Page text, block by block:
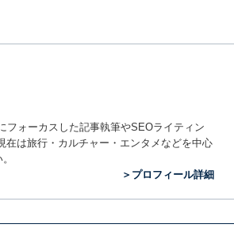
フォーカスした記事執筆やSEOライティン
は旅行・カルチャー・エンタメなどを中心
＞プロフィール詳細